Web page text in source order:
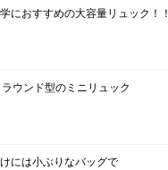
におすすめの大容量リュック！！
ラウンド型のミニリュック
には小ぶりなバッグで